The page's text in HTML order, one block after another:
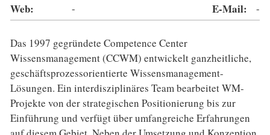
Web: - E-Mail: -
Das 1997 gegründete Competence Center
Wissensmanagement (CCWM) entwickelt ganzheitliche,
geschäftsprozessorientierte Wissensmanagement-
Lösungen. Ein interdisziplinäres Team bearbeitet WM-
Projekte von der strategischen Positionierung bis zur
Einführung und verfügt über umfangreiche Erfahrungen